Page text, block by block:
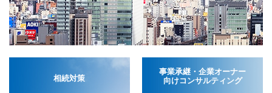
相続対策
事業承継・企業オーナー
向けコンサルティング